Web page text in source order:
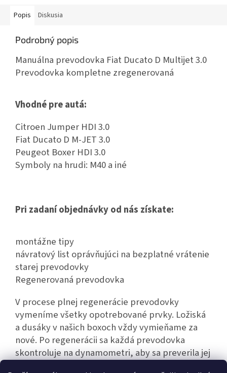
Popis Diskusia
Podrobný popis
Manuálna prevodovka Fiat Ducato D Multijet 3.0
Prevodovka kompletne zregenerovaná
Vhodné pre autá:
Citroen Jumper HDI 3.0
Fiat Ducato D M-JET 3.0
Peugeot Boxer HDI 3.0
Symboly na hrudi: M40 a iné
Pri zadaní objednávky od nás získate:
montážne tipy
návratový list oprávňujúci na bezplatné vrátenie
starej prevodovky
Regenerovaná prevodovka
V procese plnej regenerácie prevodovky
vymeníme všetky opotrebované prvky. Ložiská
a dusáky v našich boxoch vždy vymieňame za
nové. Po regenerácii sa každá prevodovka
skontroluje na dynamometri, aby sa preverila jej